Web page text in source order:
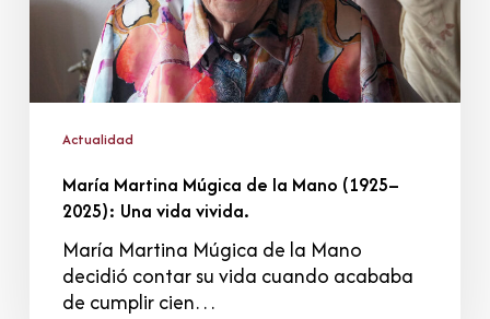
vivida.
Actualidad
María Martina Múgica de la Mano (1925–
2025): Una vida vivida.
María Martina Múgica de la Mano
decidió contar su vida cuando acababa
de cumplir cien…